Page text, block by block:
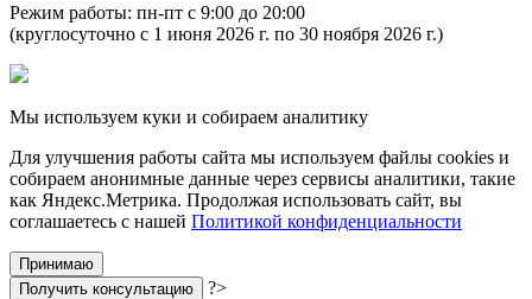
Режим работы: пн-пт с 9:00 до 20:00
(круглосуточно с 1 июня 2026 г. по 30 ноября 2026 г.)
Мы используем куки и собираем аналитику
Для улучшения работы сайта мы используем файлы cookies и
собираем анонимные данные через сервисы аналитики, такие
как Яндекс.Метрика. Продолжая использовать сайт, вы
соглашаетесь с нашей Политикой конфиденциальности
Принимаю
Получить консультацию
?>